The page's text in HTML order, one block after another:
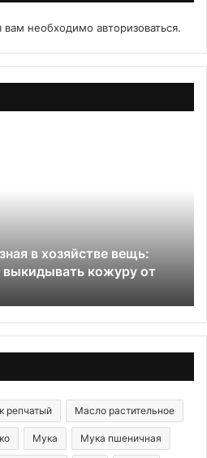
вам необходимо авторизоваться.
в хозяйстве вещь:
кожуру от
репчатый Масло растительное
Мука Мука пшеничная